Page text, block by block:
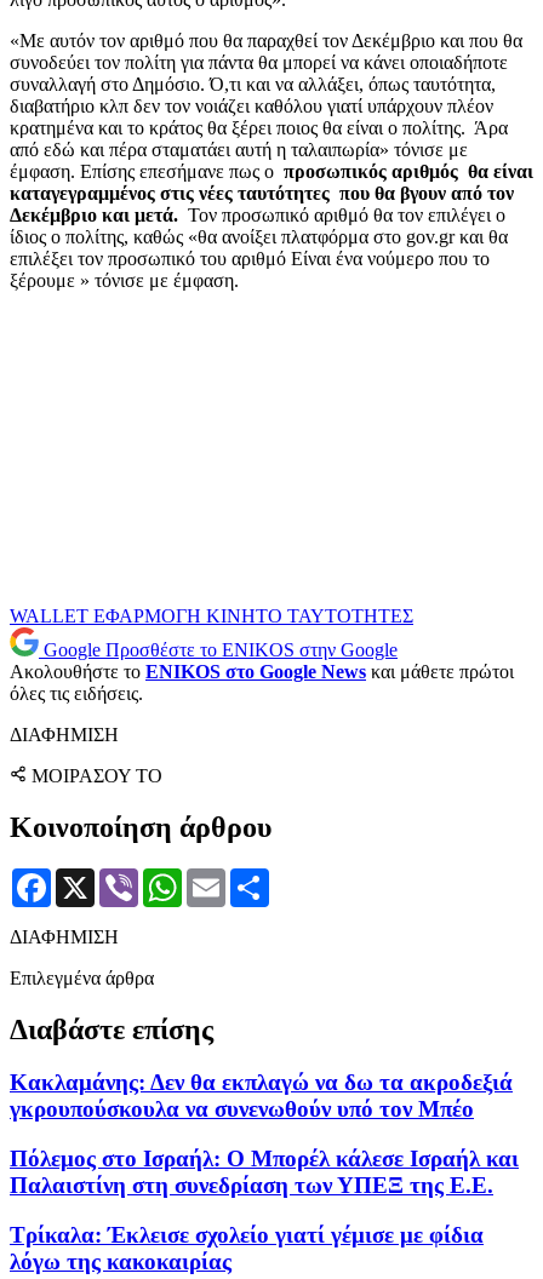
«Με αυτόν τον αριθμό που θα παραχθεί τον Δεκέμβριο και που θα
συνοδεύει τον πολίτη για πάντα θα μπορεί να κάνει οποιαδήποτε
συναλλαγή στο Δημόσιο. Ό,τι και να αλλάξει, όπως ταυτότητα,
διαβατήριο κλπ δεν τον νοιάζει καθόλου γιατί υπάρχουν πλέον
κρατημένα και το κράτος θα ξέρει ποιος θα είναι ο πολίτης. Άρα
από εδώ και πέρα σταματάει αυτή η ταλαιπωρία» τόνισε με
έμφαση. Επίσης επεσήμανε πως ο προσωπικός αριθμός θα είναι
καταγεγραμμένος στις νέες ταυτότητες που θα βγουν από τον
Δεκέμβριο και μετά. Τον προσωπικό αριθμό θα τον επιλέγει ο
ίδιος ο πολίτης, καθώς «θα ανοίξει πλατφόρμα στο gov.gr και θα
επιλέξει τον προσωπικό του αριθμό Είναι ένα νούμερο που το
ξέρουμε » τόνισε με έμφαση.
WALLET ΕΦΑΡΜΟΓΗ ΚΙΝΗΤΟ ΤΑΥΤΟΤΗΤΕΣ
Google Προσθέστε το ENIKOS στην Google
Ακολουθήστε το ENIKOS στο Google News και μάθετε πρώτοι
όλες τις ειδήσεις.
ΔΙΑΦΗΜΙΣΗ
ΜΟΙΡΑΣΟΥ ΤΟ
Κοινοποίηση άρθρου
Facebook
X Viber WhatsApp
Email
ΔΙΑΦΗΜΙΣΗ
Επιλεγμένα άρθρα
Διαβάστε επίσης
Κακλαμάνης: Δεν θα εκπλαγώ να δω τα ακροδεξιά
γκρουπούσκουλα να συνενωθούν υπό τον Μπέο
Πόλεμος στο Ισραήλ: Ο Μπορέλ κάλεσε Ισραήλ και
Παλαιστίνη στη συνεδρίαση των ΥΠΕΞ της Ε.Ε.
Τρίκαλα: Έκλεισε σχολείο γιατί γέμισε με φίδια
λόγω της κακοκαιρίας